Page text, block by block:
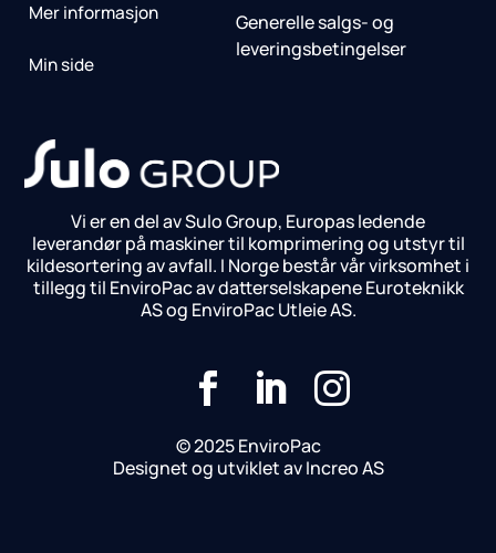
Mer informasjon
Min side
Generelle salgs- og
leveringsbetingelser
Vi er en del av Sulo Group, Europas ledende
leverandør på maskiner til komprimering og utstyr til
kildesortering av avfall. I Norge består vår virksomhet i
tillegg til EnviroPac av datterselskapene Euroteknikk
AS og EnviroPac Utleie AS.
  
© 2025 EnviroPac
Designet og utviklet av Increo AS